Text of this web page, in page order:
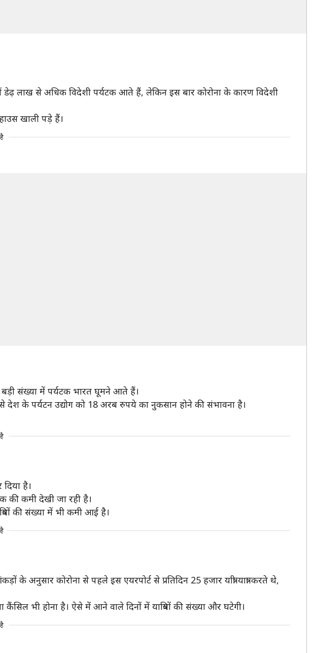
डेढ़ लाख से अधिक विदेशी पर्यटक आते हैं, लेकिन इस बार कोरोना के कारण विदेशी
खाली पड़े हैं।
बड़ी संख्या में पर्यटक भारत घूमने आते हैं।
के पर्यटन उद्योग को 18 अरब रुपये का नुकसान होने की संभावना है।
है।
की कमी देखी जा रही है।
की संख्या में भी कमी आई है।
के अनुसार कोरोना से पहले इस एयरपोर्ट से प्रतिदिन 25 हजार यात्री यात्रा करते थे,
कैंसिल भी होना है। ऐसे में आने वाले दिनों में यात्रियों की संख्या और घटेगी।